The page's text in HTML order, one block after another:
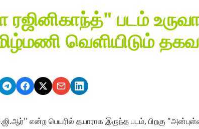
படம்
வெளியிடும்
என்ற பெயரில் தயாராக இருந்த படம், பிறகு